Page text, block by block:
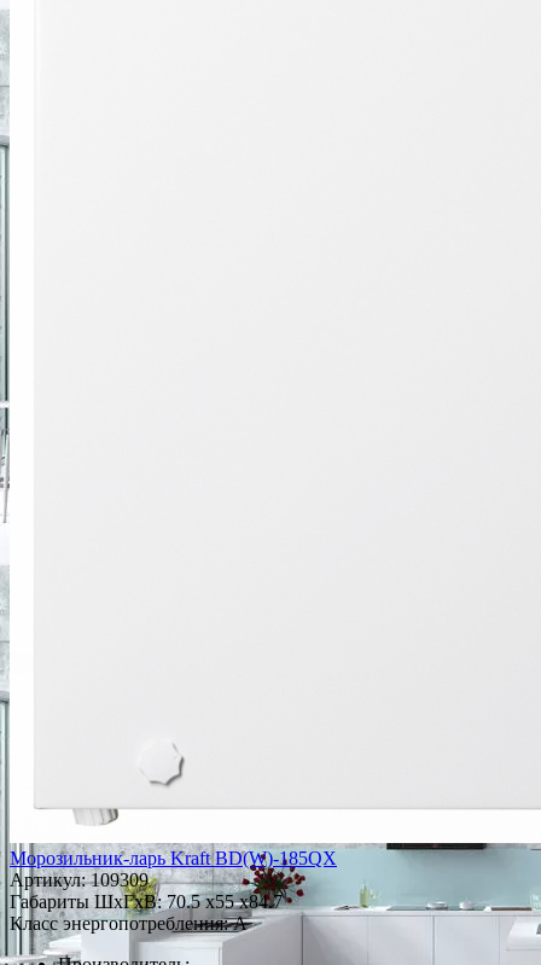
Морозильник-ларь Kraft BD(W)-185QX
Артикул:109309
Габариты ШxГxВ: 70.5 x55 x84.7
Класс энергопотребления: A